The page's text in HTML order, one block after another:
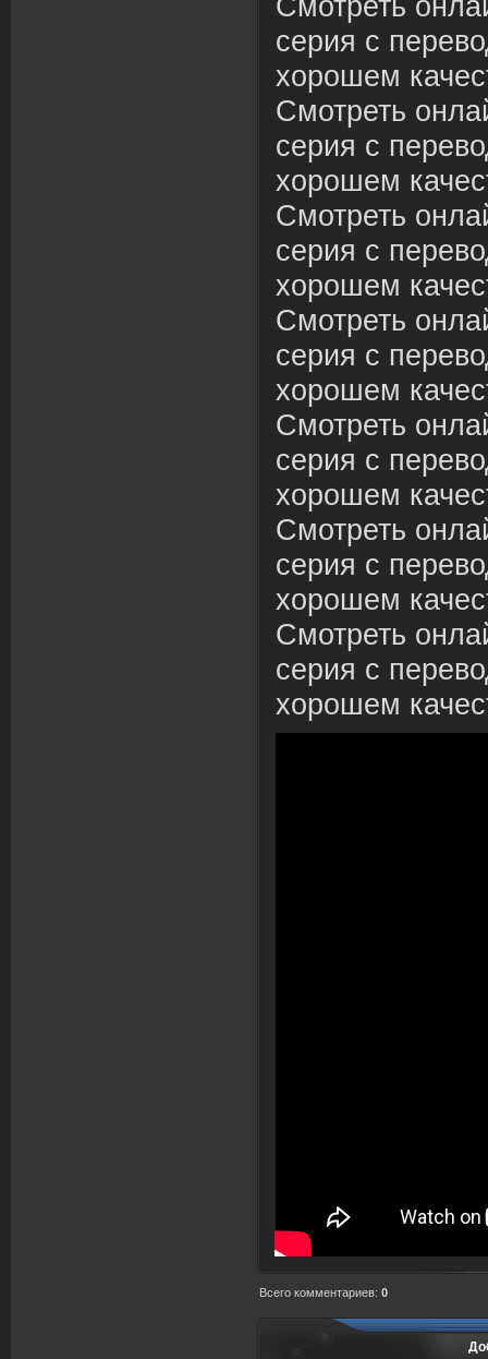
Смотреть
серия с
хорошем
Смотреть
серия с
хорошем
Смотреть
серия с
хорошем
Смотреть
серия с
хорошем
Смотреть
серия с
хорошем
Смотреть
серия с
хорошем
Смотреть
серия с
хорошем
Всего комментариев: 0